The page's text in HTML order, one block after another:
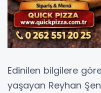
Edinilen bilgilere
yaşayan Reyhan